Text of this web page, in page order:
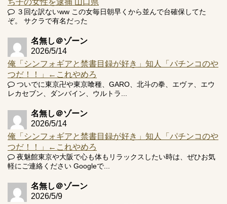
ち子の女性を逮捕 山口県
３回な訳ないww この女毎日朝早くから並んで台確保してた
ぞ。 サクラで有名だった
名無し＠ゾーン
2026/5/14
俺「シンフォギアと禁書目録が好き」知人「パチンコのや
つだ！！」←これやめろ
ついでに東京卍や東京喰種、GARO、北斗の拳、エヴァ、エウ
レカセブン、ダンバイン、ウルトラ...
名無し＠ゾーン
2026/5/14
俺「シンフォギアと禁書目録が好き」知人「パチンコのや
つだ！！」←これやめろ
夜魅館東京や大阪で心も体もリラックスしたい時は、ぜひお気
軽にご連絡ください Googleで...
名無し＠ゾーン
2026/5/9